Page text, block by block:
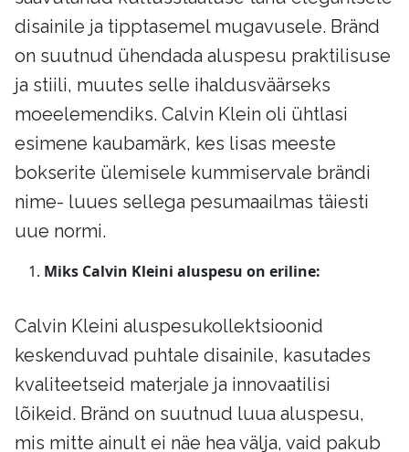
disainile ja tipptasemel mugavusele. Bränd
on suutnud ühendada aluspesu praktilisuse
ja stiili, muutes selle ihaldusväärseks
moeelemendiks. Calvin Klein oli ühtlasi
esimene kaubamärk, kes lisas meeste
bokserite ülemisele kummiservale brändi
nime- luues sellega pesumaailmas täiesti
uue normi.
Miks Calvin Kleini aluspesu on eriline:
Calvin Kleini aluspesukollektsioonid
keskenduvad puhtale disainile, kasutades
kvaliteetseid materjale ja innovaatilisi
lõikeid. Bränd on suutnud luua aluspesu,
mis mitte ainult ei näe hea välja, vaid pakub